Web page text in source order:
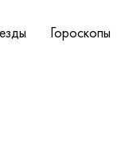
Гороскопы